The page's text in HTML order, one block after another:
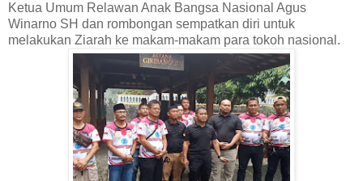
Ketua Umum Relawan Anak Bangsa Nasional Agus
Winarno SH dan rombongan sempatkan diri untuk
melakukan Ziarah ke makam-makam para tokoh nasional.